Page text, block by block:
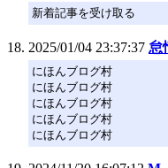
新着記事を受け取る
2025/01/04 23:37:37 怠
にほんブログ村
にほんブログ村
にほんブログ村
にほんブログ村
にほんブログ村